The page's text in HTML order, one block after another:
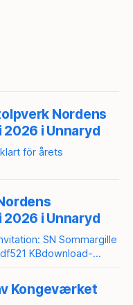
Nordens
2026 i Unnaryd
för årets
edit?
product
2026 i Unnaryd
KBdownload-
Kongeværket